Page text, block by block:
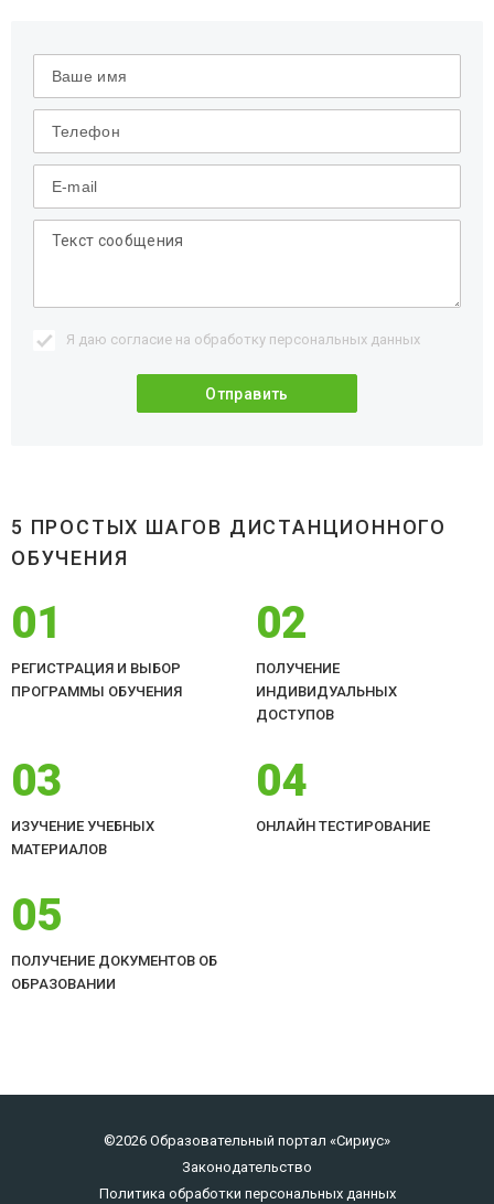
Я даю согласие на обработку персональных данных
5 ПРОСТЫХ ШАГОВ ДИСТАНЦИОННОГО
ОБУЧЕНИЯ
01
РЕГИСТРАЦИЯ И ВЫБОР
ПРОГРАММЫ ОБУЧЕНИЯ
02
ПОЛУЧЕНИЕ
ИНДИВИДУАЛЬНЫХ
ДОСТУПОВ
03
ИЗУЧЕНИЕ УЧЕБНЫХ
МАТЕРИАЛОВ
04
ОНЛАЙН ТЕСТИРОВАНИЕ
05
ПОЛУЧЕНИЕ ДОКУМЕНТОВ ОБ
ОБРАЗОВАНИИ
©2026 Образовательный портал «Сириус»
Законодательство
Политика обработки персональных данных